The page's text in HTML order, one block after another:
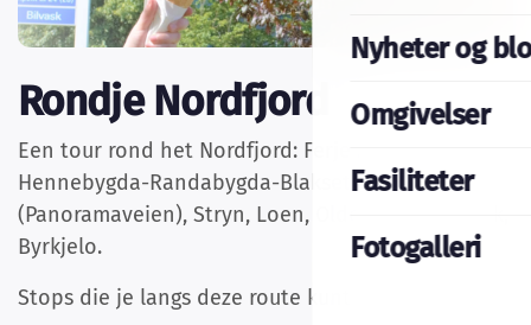
Nyheter og
Omgivelser
Fasiliteter
Fotogalleri
Rondje Nordfjord
Een tour rond het Nordfjord: Ferje Anda-Lote,
Hennebygda-Randabygda-Blakset
(Panoramaveien), Stryn, Loen, Olden, Innvik, Utvik,
Byrkjelo.
Stops die je langs deze route kunt maken zijn: